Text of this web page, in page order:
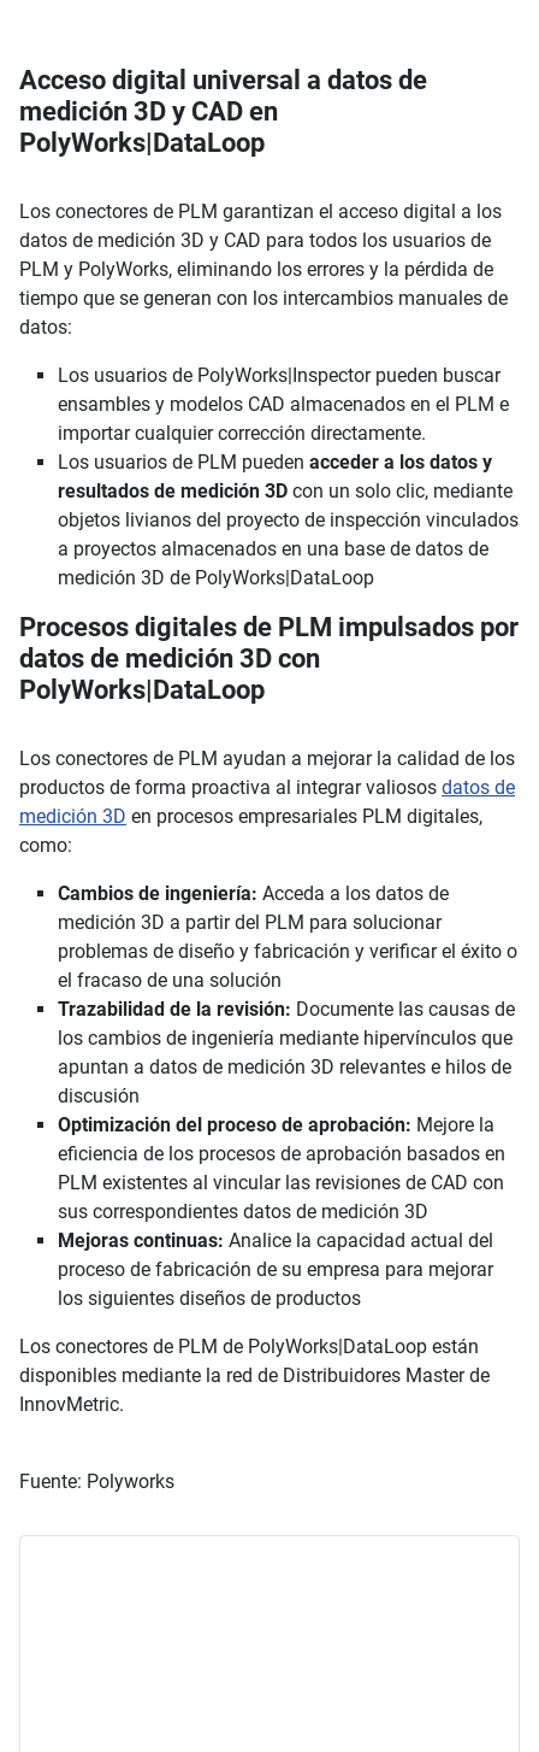
Acceso digital universal a datos de
medición 3D y CAD en
PolyWorks|DataLoop
Los conectores de PLM garantizan el acceso digital a los
datos de medición 3D y CAD para todos los usuarios de
PLM y PolyWorks, eliminando los errores y la pérdida de
tiempo que se generan con los intercambios manuales de
datos:
Los usuarios de PolyWorks|Inspector pueden buscar
ensambles y modelos CAD almacenados en el PLM e
importar cualquier corrección directamente.
Los usuarios de PLM pueden acceder a los datos y
resultados de medición 3D con un solo clic, mediante
objetos livianos del proyecto de inspección vinculados
a proyectos almacenados en una base de datos de
medición 3D de PolyWorks|DataLoop
Procesos digitales de PLM impulsados por
datos de medición 3D con
PolyWorks|DataLoop
Los conectores de PLM ayudan a mejorar la calidad de los
productos de forma proactiva al integrar valiosos datos de
medición 3D en procesos empresariales PLM digitales,
como:
Cambios de ingeniería: Acceda a los datos de
medición 3D a partir del PLM para solucionar
problemas de diseño y fabricación y verificar el éxito o
el fracaso de una solución
Trazabilidad de la revisión: Documente las causas de
los cambios de ingeniería mediante hipervínculos que
apuntan a datos de medición 3D relevantes e hilos de
discusión
Optimización del proceso de aprobación: Mejore la
eficiencia de los procesos de aprobación basados en
PLM existentes al vincular las revisiones de CAD con
sus correspondientes datos de medición 3D
Mejoras continuas: Analice la capacidad actual del
proceso de fabricación de su empresa para mejorar
los siguientes diseños de productos
Los conectores de PLM de PolyWorks|DataLoop están
disponibles mediante la red de Distribuidores Master de
InnovMetric.
Fuente: Polyworks